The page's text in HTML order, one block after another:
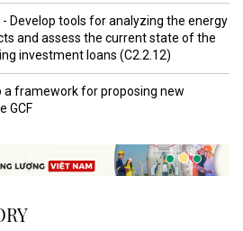
Develop tools for analyzing the energy
and assess the current state of the
investment loans (C2.2.12)
a framework for proposing new
GCF